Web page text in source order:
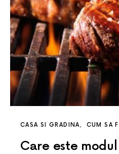
CASA SI GRADINA CUM SA
Care este